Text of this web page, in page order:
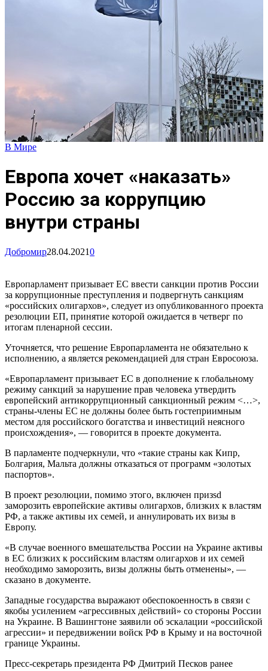
В Мире
Европа хочет «наказать»
Россию за коррупцию
внутри страны
Добромир28.04.20210
Европарламент призывает ЕС ввести санкции против России
за коррупционные преступления и подвергнуть санкциям
«российских олигархов», следует из опубликованного проекта
резолюции ЕП, принятие которой ожидается в четверг по
итогам пленарной сессии.
Уточняется, что решение Европарламента не обязательно к
исполнению, а является рекомендацией для стран Евросоюза.
«Европарламент призывает ЕС в дополнение к глобальному
режиму санкций за нарушение прав человека утвердить
европейский антикоррупционный санкционный режим <…>,
страны-члены ЕС не должны более быть гостеприимным
местом для российского богатства и инвестиций неясного
происхождения», — говорится в проекте документа.
В парламенте подчеркнули, что «такие страны как Кипр,
Болгария, Мальта должны отказаться от программ «золотых
паспортов».
В проект резолюции, помимо этого, включен призsd
заморозить европейские активы олигархов, близких к властям
РФ, а также активы их семей, и аннулировать их визы в
Европу.
«В случае военного вмешательства России на Украине активы
в ЕС близких к российским властям олигархов и их семей
необходимо заморозить, визы должны быть отменены», —
сказано в документе.
Западные государства выражают обеспокоенность в связи с
якобы усилением «агрессивных действий» со стороны России
на Украине. В Вашингтоне заявили об эскалации «российской
агрессии» и передвижении войск РФ в Крыму и на восточной
границе Украины.
Пресс-секретарь президента РФ Дмитрий Песков ранее